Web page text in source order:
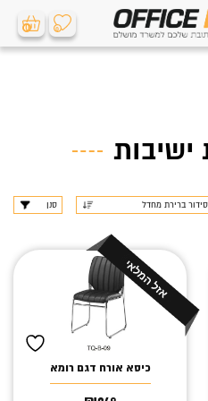
0 0
ישיבות
סנן
כיסא אורח דגם רומא